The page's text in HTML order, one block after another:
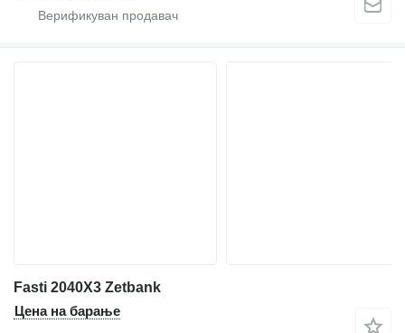
Fasti 2040X3 Zetbank
Цена на барање